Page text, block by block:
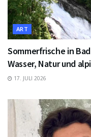
ART
Sommerfrische in
Wasser, Natur und
17. JULI 2026